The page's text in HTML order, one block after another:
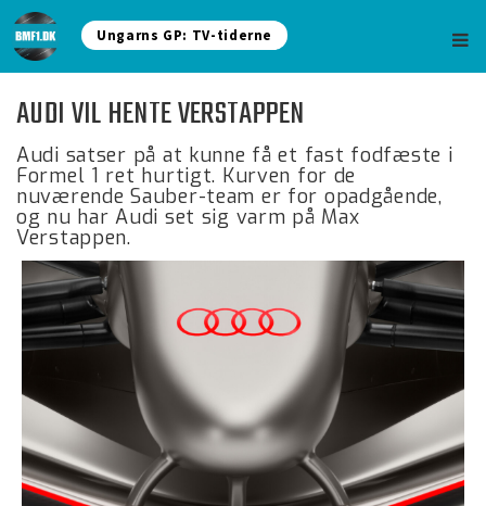
Ungarns GP: TV-tiderne
AUDI VIL HENTE VERSTAPPEN
Audi satser på at kunne få et fast fodfæste i
Formel 1 ret hurtigt. Kurven for de
nuværende Sauber-team er for opadgående,
og nu har Audi set sig varm på Max
Verstappen.